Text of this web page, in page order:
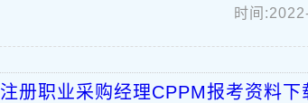
时间
注册职业采购经理CPPM报考资料下